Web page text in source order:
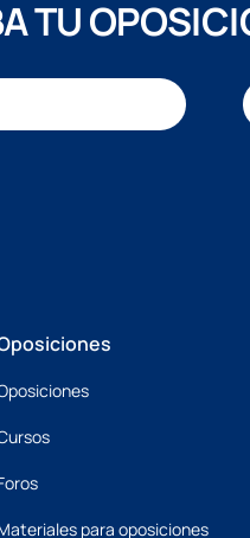
TU
para oposiciones